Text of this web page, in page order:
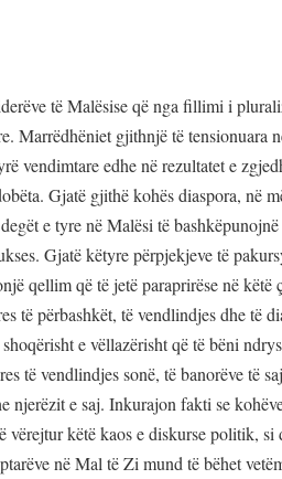
të Malësise që nga fillimi i
Marrëdhëniet gjithnjë të tensionuara
vendimtare edhe në rezultatet e
Gjatë gjithë kohës diaspora, në
e tyre në Malësi të
Gjatë këtyre përpjekjeve të
qellim që të jetë paraprirëse në
të përbashkët, të vendlindjes dhe të
e vëllazërisht që të bëni
të vendlindjes sonë, të banorëve të
njerëzit e saj. Inkurajon fakti se
këtë kaos e diskurse politik,
në Mal të Zi mund të bëhet